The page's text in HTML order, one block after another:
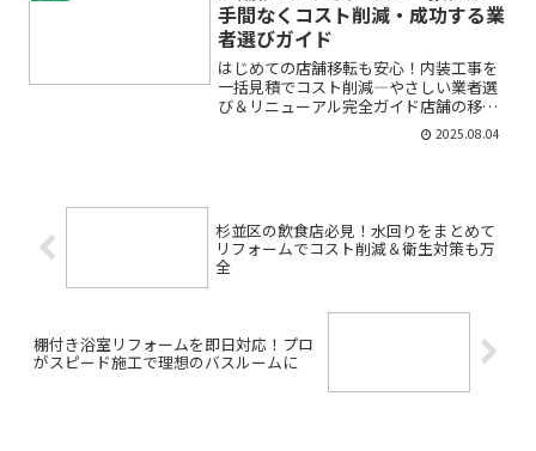
手間なくコスト削減・成功する業
者選びガイド
はじめての店舗移転も安心！内装工事を
一括見積でコスト削減―やさしい業者選
び＆リニューアル完全ガイド店舗の移転
やリニューアルを検討しているけれど、
「内装工事の進め方がわからない」「ど
2025.08.04
杉並区の飲食店必見！水回りをまとめて
リフォームでコスト削減＆衛生対策も万
全
棚付き浴室リフォームを即日対応！プロ
がスピード施工で理想のバスルームに